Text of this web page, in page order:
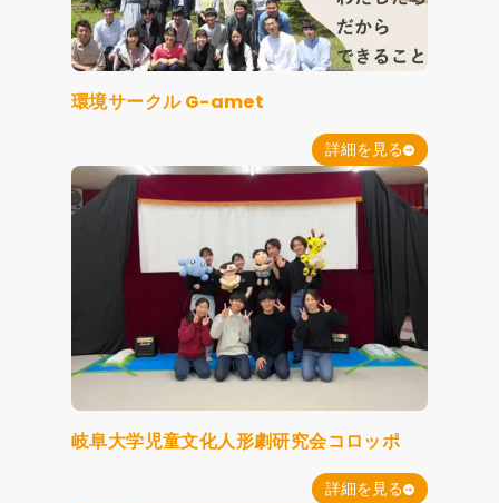
環境サークル G-amet
詳細を見る
岐阜大学児童文化人形劇研究会コロッポ
詳細を見る